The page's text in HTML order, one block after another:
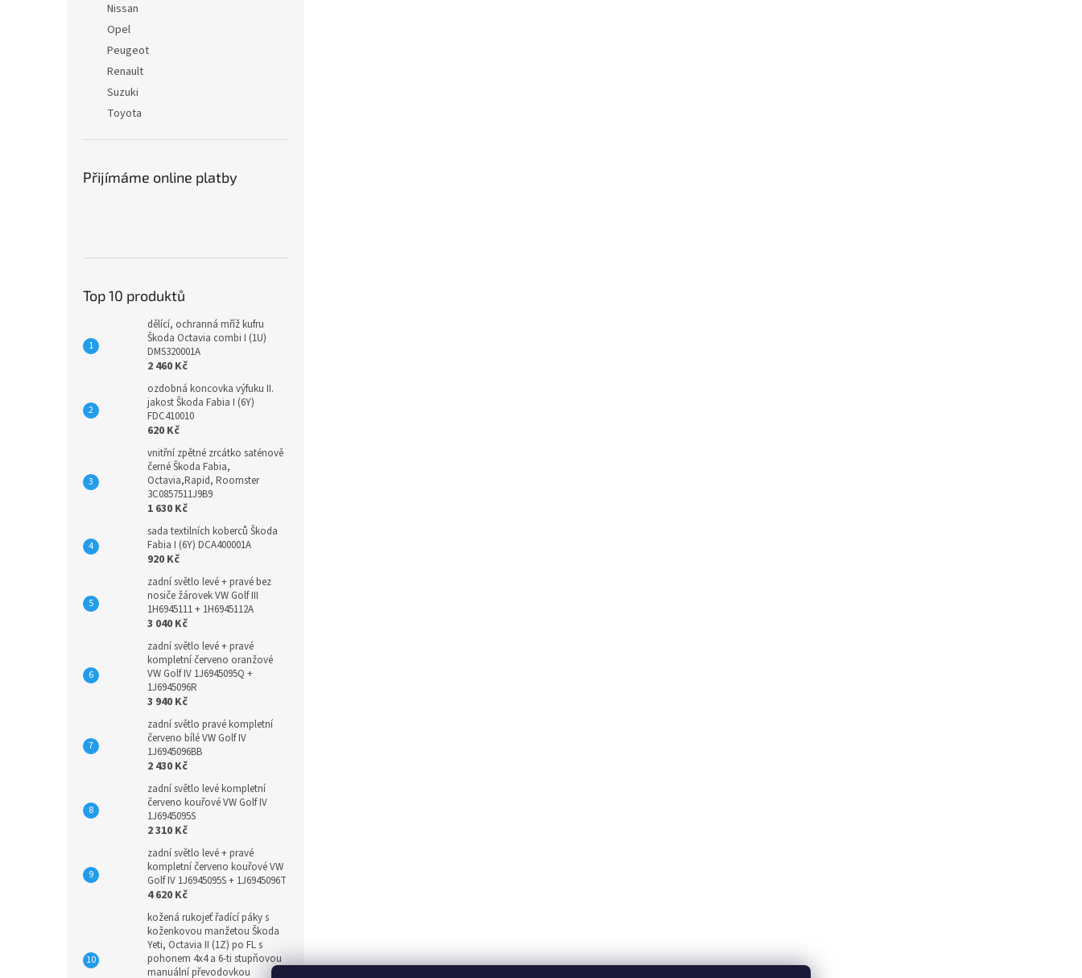
Nissan
Opel
Peugeot
Renault
Suzuki
Toyota
Přijímáme online platby
Top 10 produktů
dělící, ochranná mříž kufru
Škoda Octavia combi I (1U)
DMS320001A
2 460 Kč
ozdobná koncovka výfuku II.
jakost Škoda Fabia I (6Y)
FDC410010
620 Kč
vnitřní zpětné zrcátko saténově
černé Škoda Fabia,
Octavia,Rapid, Roomster
3C0857511J9B9
1 630 Kč
sada textilních koberců Škoda
Fabia I (6Y) DCA400001A
920 Kč
zadní světlo levé + pravé bez
nosiče žárovek VW Golf III
1H6945111 + 1H6945112A
3 040 Kč
zadní světlo levé + pravé
kompletní červeno oranžové
VW Golf IV 1J6945095Q +
1J6945096R
3 940 Kč
zadní světlo pravé kompletní
červeno bílé VW Golf IV
1J6945096BB
2 430 Kč
zadní světlo levé kompletní
červeno kouřové VW Golf IV
1J6945095S
2 310 Kč
zadní světlo levé + pravé
kompletní červeno kouřové VW
Golf IV 1J6945095S + 1J6945096T
4 620 Kč
kožená rukojeť řadící páky s
koženkovou manžetou Škoda
Yeti, Octavia II (1Z) po FL s
pohonem 4x4 a 6-ti stupňovou
manuální převodovkou